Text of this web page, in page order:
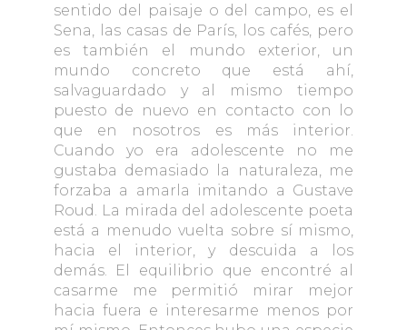
sentido del paisaje o del campo, es el
Sena, las casas de París, los cafés, pero
es también el mundo exterior, un
mundo concreto que está ahí,
salvaguardado y al mismo tiempo
puesto de nuevo en contacto con lo
que en nosotros es más interior.
Cuando yo era adolescente no me
gustaba demasiado la naturaleza, me
forzaba a amarla imitando a Gustave
Roud. La mirada del adolescente poeta
está a menudo vuelta sobre sí mismo,
hacia el interior, y descuida a los
demás. El equilibrio que encontré al
casarme me permitió mirar mejor
hacia fuera e interesarme menos por